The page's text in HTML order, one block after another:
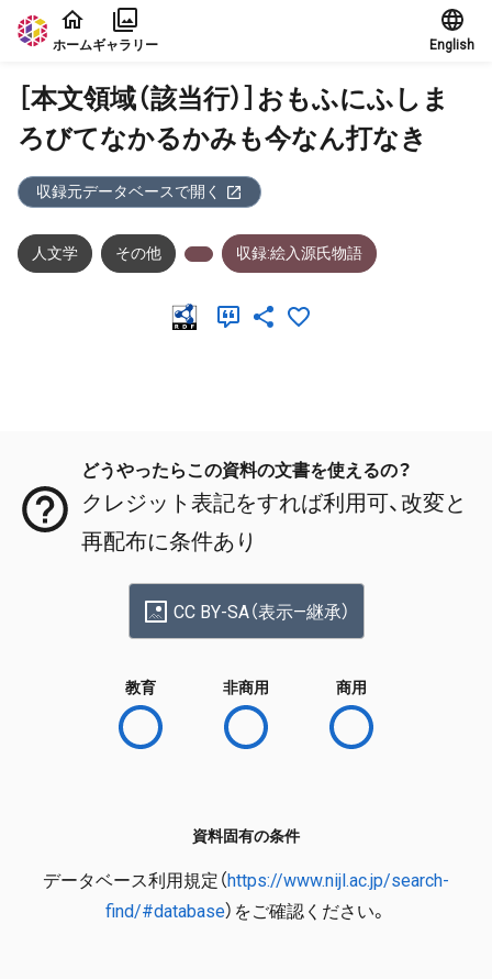
本文に飛ぶ
ホームギャラリー English
［本文領域（該当行）］おもふにふしま
ろびてなかるかみも今なん打なき
収録元データベースで開く
人文学 その他 収録:絵入源氏物語
どうやったらこの資料の文書を使えるの？
クレジット表記をすれば利用可、改変と
再配布に条件あり
CC BY-SA（表示—継承）
教育 非商用 商用
資料固有の条件
データベース利用規定（https://www.nijl.ac.jp/search-
find/#database）をご確認ください。